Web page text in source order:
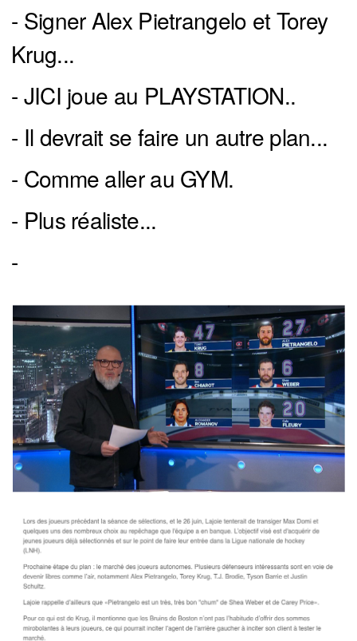
- Signer Alex Pietrangelo et Torey
Krug...
- JICI joue au PLAYSTATION..
- Il devrait se faire un autre plan...
- Comme aller au GYM.
- Plus réaliste...
-